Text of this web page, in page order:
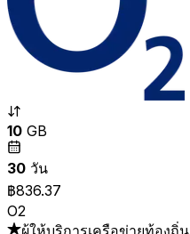
10 GB
30 วัน
฿836.37
O2
ผู้ให้บริการเครือข่ายท้องถิ่น